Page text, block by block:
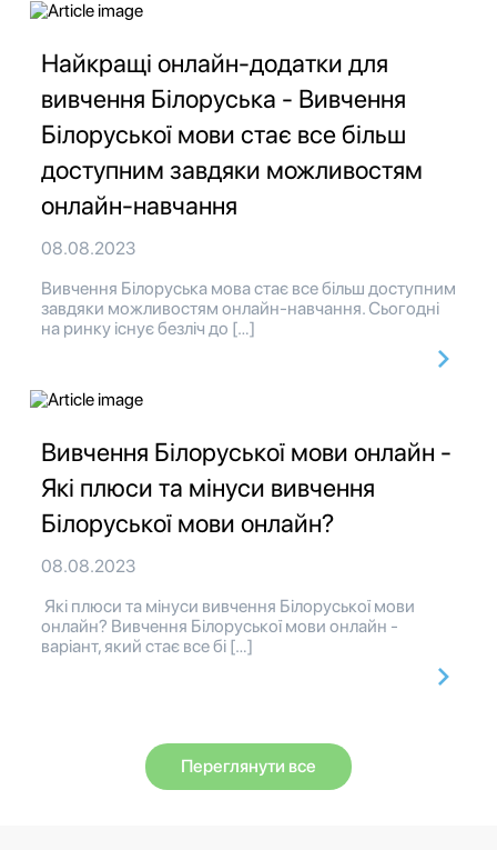
Найкращі онлайн-додатки для
вивчення Білоруська - Вивчення
Білоруської мови стає все більш
доступним завдяки можливостям
онлайн-навчання
08.08.2023
Вивчення Білоруська мова стає все більш доступним
завдяки можливостям онлайн-навчання. Сьогодні
на ринку існує безліч до […]
Вивчення Білоруської мови онлайн -
Які плюси та мінуси вивчення
Білоруської мови онлайн?
08.08.2023
Які плюси та мінуси вивчення Білоруської мови
онлайн? Вивчення Білоруської мови онлайн -
варіант, який стає все бі […]
Переглянути все